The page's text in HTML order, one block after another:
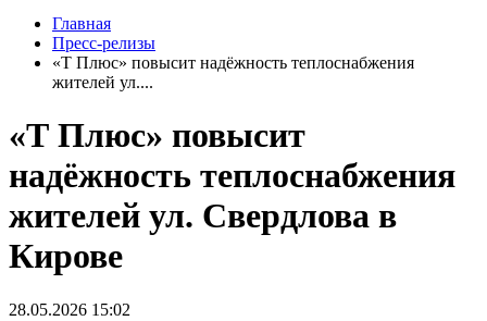
Главная
Пресс-релизы
«Т Плюс» повысит надёжность теплоснабжения
жителей ул....
«Т Плюс» повысит
надёжность теплоснабжения
жителей ул. Свердлова в
Кирове
28.05.2026 15:02